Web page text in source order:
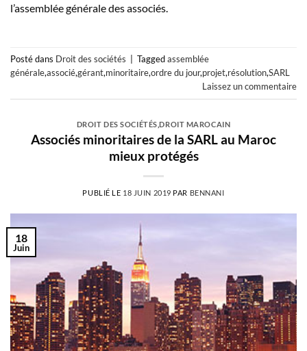
l’assemblée générale des associés.
Posté dans Droit des sociétés Taggedassemblée
générale,associé,gérant,minoritaire,ordre du jour,projet,résolution,SARL
Laissez un commentaire
DROIT DES SOCIÉTÉS ,DROIT MAROCAIN
Associés minoritaires de la SARL au Maroc
mieux protégés
PUBLIÉ LE 18 JUIN 2019 PAR BENNANI
18
Juin